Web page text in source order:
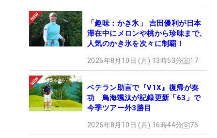
「趣味：かき氷」 吉田優利が日本
滞在中にメロンや桃から珍味まで、
人気のかき氷を次々に制覇！
2026年8月10日 (月) 13時53分 17
ベテラン助言で『V1X』復帰が奏
功 鳥海颯汰が記録更新「63」で
今季ツアー外3勝目
2026年8月10日 (月) 16時44分 76